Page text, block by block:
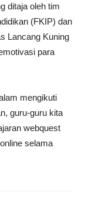
ditaja oleh tim
(FKIP) dan
Lancang Kuning
para
mengikuti
guru-guru kita
webquest
selama